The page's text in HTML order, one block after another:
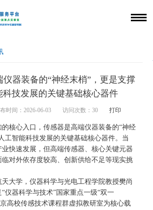
器装备的“神经末梢”，更是支撑
科技发展的关键基础核心器件
时间：2026-06-03 访问次数： 30 打印
心入口，传感器是高端仪器装备的“神经
工智能科技发展的关键基础核心器件。当
快速发展，但高端传感器、核心关键元器
对外依存度较高、创新供给不足等现实挑
学，仪器科学与光电工程学院教授樊尚
仪器科学与技术”国家重点一级“双一
高校传感技术课程群虚拟教研室为核心载